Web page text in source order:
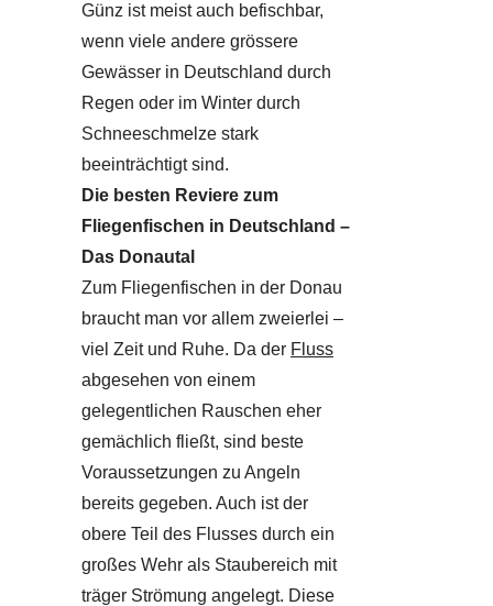
Günz ist meist auch befischbar,
wenn viele andere grössere
Gewässer in Deutschland durch
Regen oder im Winter durch
Schneeschmelze stark
beeinträchtigt sind.
Die besten Reviere zum
Fliegenfischen in Deutschland –
Das Donautal
Zum Fliegenfischen in der Donau
braucht man vor allem zweierlei –
viel Zeit und Ruhe. Da der Fluss
abgesehen von einem
gelegentlichen Rauschen eher
gemächlich fließt, sind beste
Voraussetzungen zu Angeln
bereits gegeben. Auch ist der
obere Teil des Flusses durch ein
großes Wehr als Staubereich mit
träger Strömung angelegt. Diese